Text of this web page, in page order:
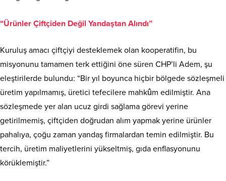
“Ürünler Çiftçiden Değil Yandaştan Alındı”
Kuruluş amacı çiftçiyi desteklemek olan kooperatifin, bu
misyonunu tamamen terk ettiğini öne süren CHP’li Adem, şu
eleştirilerde bulundu: “Bir yıl boyunca hiçbir bölgede sözleşmeli
üretim yapılmamış, üretici tefecilere mahkûm edilmiştir. Ana
sözleşmede yer alan ucuz girdi sağlama görevi yerine
getirilmemiş, çiftçiden doğrudan alım yapmak yerine ürünler
pahalıya, çoğu zaman yandaş firmalardan temin edilmiştir. Bu
tercih, üretim maliyetlerini yükseltmiş, gıda enflasyonunu
körüklemiştir.”